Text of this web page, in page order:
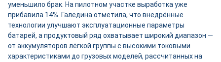
уменьшило брак. На пилотном участке выработка уже
прибавила 14%. Галедина отметила, что внедрённые
технологии улучшают эксплуатационные параметры
батарей, а продуктовый ряд охватывает широкий диапазон —
от аккумуляторов лёгкой группы с высокими токовыми
характеристиками до грузовых моделей, рассчитанных на